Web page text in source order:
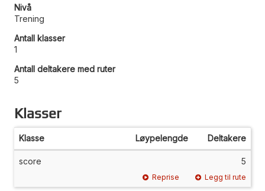
Nivå
Trening
Antall klasser
1
Antall deltakere med ruter
5
Klasser
Klasse Løypelengde Deltakere
score 5
Reprise Legg til rute